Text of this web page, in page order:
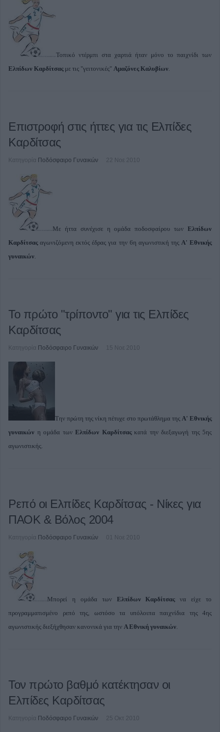
Τοπικό ντέρμπι στα χαρτιά ήταν μόνο το παιχνίδι των
Ελπίδων Καρδίτσας με τις "γειτονικές" Αμαζόνες Καλυβίων.
Επιστροφή στις ήττες για τις Ελπίδες
Καρδίτσας
Κατηγορία Ποδόσφαιρο Γυναικών 22 Νοε 2010
Με ήττα συνέχισε η ομάδα ποδοσφαίρου των Ελπίδων
Καρδίτσαςαγωνιζόμενη εκτός έδρας για την 6η αγωνιστική της Α' Εθνικής
γυναικών.
Το πρώτο "τρίποντο" για τις Ελπίδες
Καρδίτσας
Κατηγορία Ποδόσφαιρο Γυναικών 15 Νοε 2010
Την πρώτη της νίκη πέτυχε στο πρωτάθλημα της Α' Εθνικής
γυναικών η ομάδα των Ελπίδων Καρδίτσαςκατά την διεξαγωγή της 5ης
αγωνιστικής.
Ρεπό οι Ελπίδες Καρδίτσας - Νίκες για
ΠΑΟΚ & Βόλος 2004
Κατηγορία Ποδόσφαιρο Γυναικών 01 Νοε 2010
Μπορεί η ομάδα τωνΕλπίδων Καρδίτσαςνα είχε το
προγραμματισμένο ρεπό της, ωστόσο τα υπόλοιπα παιχνίδια της 4ης
αγωνιστικής διεξήχθησαν κανονικά για την Α Εθνική γυναικών.
Τον πρώτο βαθμό κατέκτησαν οι
Ελπίδες Καρδίτσας
Κατηγορία Ποδόσφαιρο Γυναικών 25 Οκτ 2010